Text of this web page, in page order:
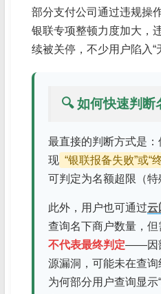
部分支付公司通过违规操
银联专项整顿力度加大，
续被关停，不少用户陷入“
🔍 如何快速判断
最直接的判断方式是
现 “银联报备失败”或“
可判定为名额超限（特
此外，用户也可通过云
查询名下商户数量，
不代表最终判定——因
源漏洞，可能未在查
为何部分用户查询显示